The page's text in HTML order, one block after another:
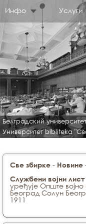
Инфо Услуги
Белградский университет
Университет bibliteka
Све збирке - Новине
Службени војни лист
уређује Опште
Београд Солун
1911